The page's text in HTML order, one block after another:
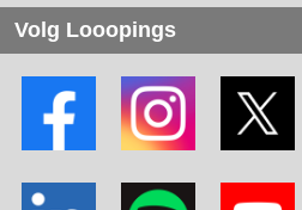
Volg Looopings